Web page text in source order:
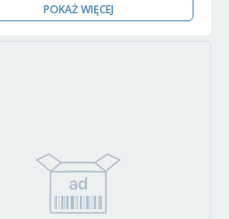
POKAŻ WIĘCEJ